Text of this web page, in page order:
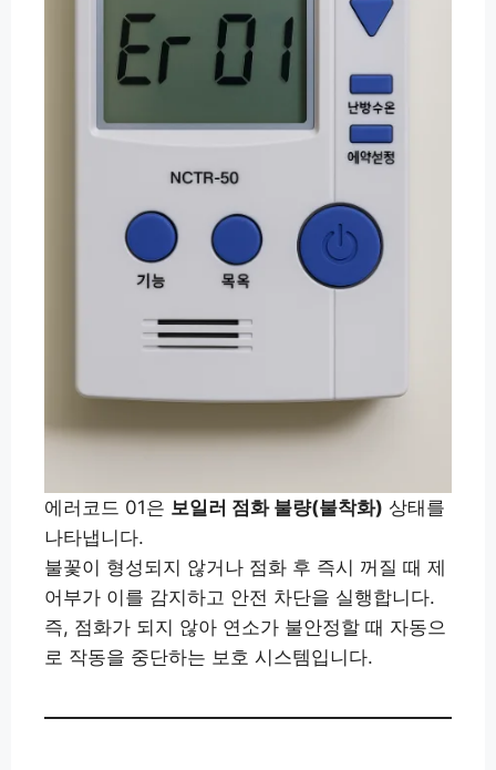
에러코드 01은 보일러 점화 불량(불착화) 상태를
나타냅니다.
불꽃이 형성되지 않거나 점화 후 즉시 꺼질 때 제
어부가 이를 감지하고 안전 차단을 실행합니다.
즉, 점화가 되지 않아 연소가 불안정할 때 자동으
로 작동을 중단하는 보호 시스템입니다.